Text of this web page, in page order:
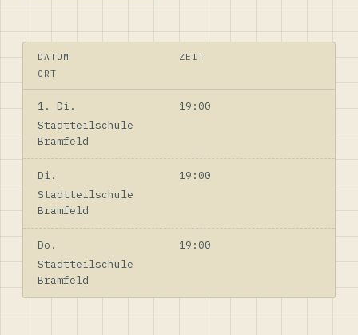
DATUM
ZEIT
ORT
1. Di.
19:00
Stadtteilschule
Bramfeld
Di.
19:00
Stadtteilschule
Bramfeld
Do.
19:00
Stadtteilschule
Bramfeld